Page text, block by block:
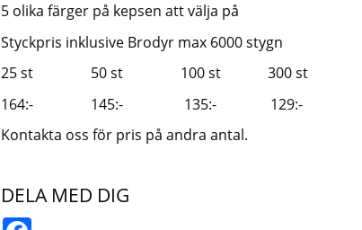
5 olika färger på kepsen att välja på
Styckpris inklusive Brodyr max 6000 stygn
25 st 50 st 100 st 300 st
164:- 145:- 135:- 129:-
Kontakta oss för pris på andra antal.
DELA MED DIG